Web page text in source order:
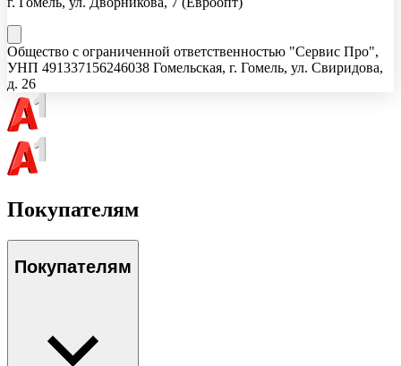
Общество с ограниченной ответственностью "Сервис Про",
УНП 491337156246038 Гомельская, г. Гомель, ул. Свиридова,
д. 26
Покупателям
Покупателям